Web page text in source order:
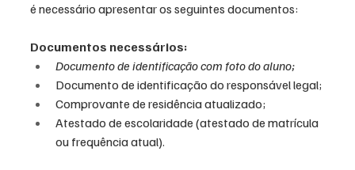
é necessário apresentar os seguintes documentos:
Documentos necessários:
Documento de identificação com foto do aluno;
Documento de identificação do responsável legal;
Comprovante de residência atualizado;
Atestado de escolaridade (atestado de matrícula
ou frequência atual).